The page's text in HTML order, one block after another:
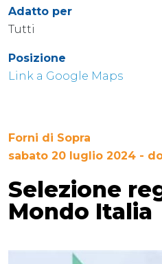
Adatto per
Tutti
Posizione
Link a Google Maps
Forni di Sopra
sabato 20 luglio 2024 -
Selezione
Mondo Italia